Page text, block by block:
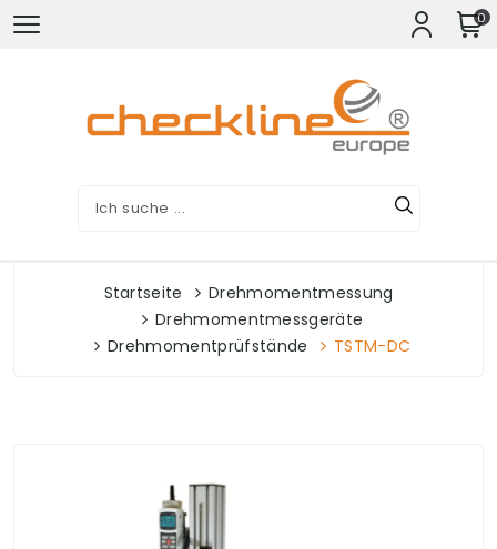
0
Startseite
Drehmomentmessung
Drehmomentmessgeräte
Drehmomentprüfstände
TSTM-DC